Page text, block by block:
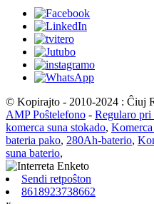
© Kopirajto - 2010-2024 : Ĉiuj
AMP Poŝtelefono - Regularo pri
komerca suna stokado,
bateria pako, 280Ah-baterio,
suna baterio,
Sendi retpoŝton
8618923738662